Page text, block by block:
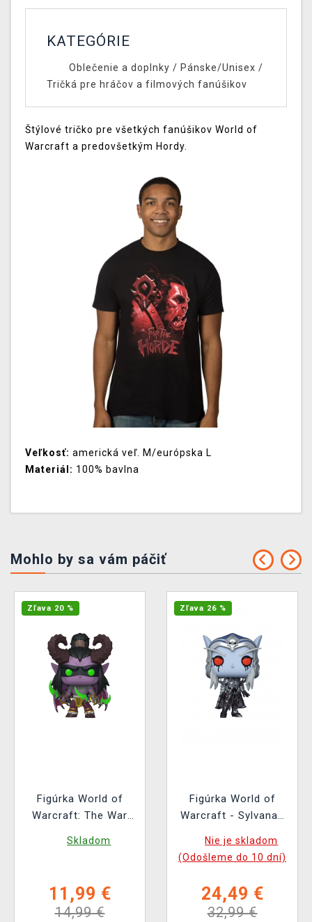
KATEGÓRIE
Oblečenie a doplnky / Pánske/Unisex /
Tričká pre hráčov a filmových fanúšikov
Štýlové tričko pre všetkých fanúšikov World of
Warcraft a predovšetkým Hordy.
Veľkosť: americká veľ. M/európska L
Materiál: 100% bavlna
Mohlo by sa vám páčiť
Zľava 20 %
Figúrka World of
Warcraft: The War
POP! Games 1101)
Skladom
11,99 €
14,99 €
Zľava 26 %
Figúrka World of
Warcraft - Sylvanas
Games 990)
Nie je skladom
(Odošleme do 10 dní)
24,49 €
32,99 €